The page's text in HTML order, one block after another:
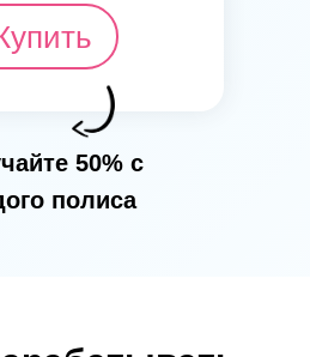
50% с
полиса